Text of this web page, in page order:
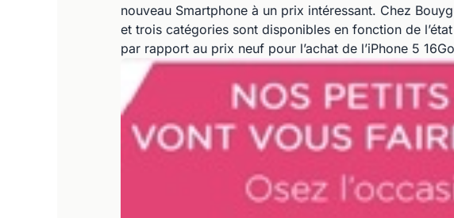
nouveau Smartphone à un prix intéressant. Chez
et trois catégories sont disponibles en fonction de
par rapport au prix neuf pour l’achat de l’iPhone 5